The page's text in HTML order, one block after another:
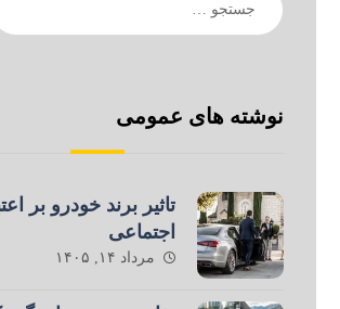
نوشته های عمومی
تاثیر برند خودرو بر
اجتماعی
مرداد ۱۴, ۱۴۰۵